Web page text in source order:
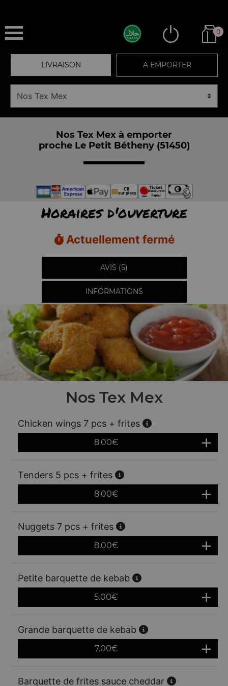
0
LIVRAISON A EMPORTER
Nos Tex Mex à emporter
proche Le Petit Bétheny (51450)
Horaires d'ouverture
Actuellement fermé
AVIS (5)
INFORMATIONS
Nos Tex Mex
Chicken wings 7 pcs + frites
8.00€
Tenders 5 pcs + frites
8.00€
Nuggets 7 pcs + frites
8.00€
Petite barquette de kebab
5.00€
Grande barquette de kebab
7.00€
Barquette de frites sauce cheddar